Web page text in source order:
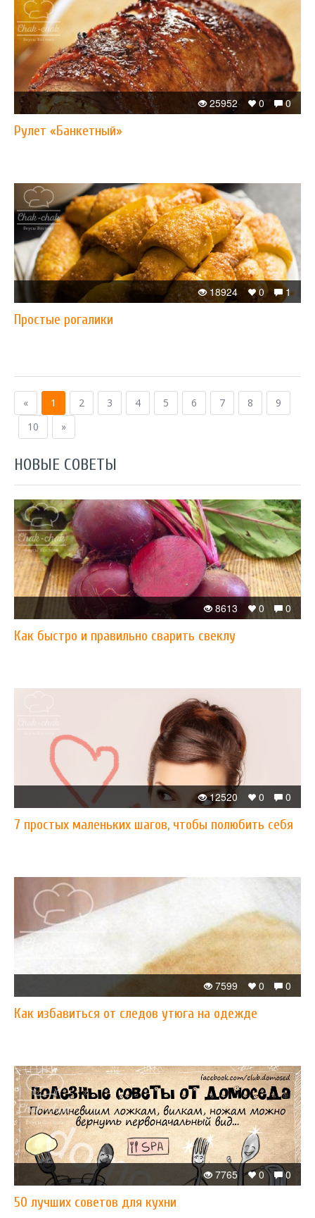
0
0
25952
Рулет «Банкетный»
1
0
18924
Простые рогалики
« 1 2 3 4 5 6 7 8
9
10
»
НОВЫЕ СОВЕТЫ
0
0
8613
Как быстро и правильно сварить свеклу
0
0
12520
7 простых маленьких шагов, чтобы полюбить себя
0
0
7599
Как избавиться от следов утюга на одежде
0
0
7765
50 лучших советов для кухни